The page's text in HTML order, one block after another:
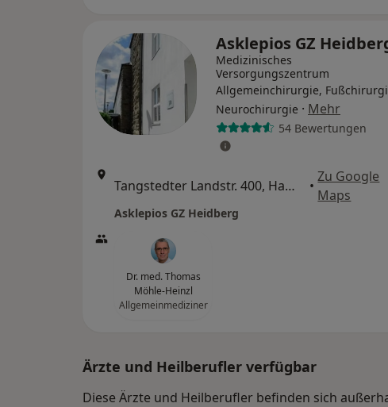
Asklepios GZ
Medizinisches
Versorgungszentrum
Allgemeinchirurgie,
Neurochirurgie · Mehr
54 Bewertungen
Tangstedter Landstr. 400, Hamburg •
Zu Google
Maps
Asklepios GZ Heidberg
Dr. med. Thomas
Möhle-Heinzl
Allgemeinmediziner
Ärzte und Heilberufler verfügbar
Diese Ärzte und Heilberufler befinden sich